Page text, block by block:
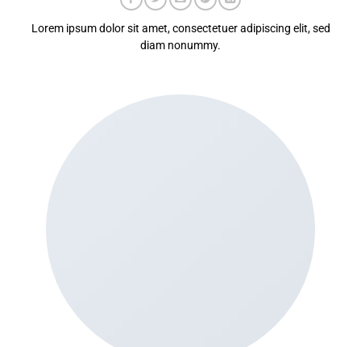
Lorem ipsum dolor sit amet, consectetuer adipiscing elit, sed
diam nonummy.